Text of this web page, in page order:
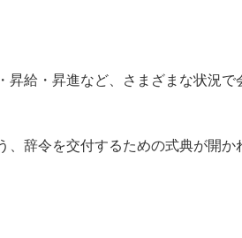
昇給・昇進など、さまざまな状況で
辞令を交付するための式典が開か